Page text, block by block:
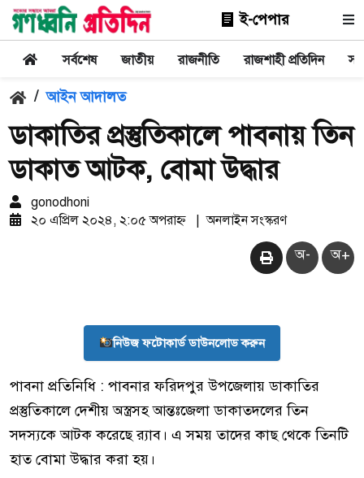
ই-পেপার
সর্বশেষ জাতীয় রাজনীতি রাজশাহী প্রতিদিন
/ আইন আদালত
ডাকাতির প্রস্তুতিকালে পাবনায় তিন
ডাকাত আটক, বোমা উদ্ধার
gonodhoni
২০ এপ্রিল ২০২৪, ২:০৫ অপরাহ্ন
| অনলাইন সংস্করণ
অ- অ+
নিউজ ফটোকার্ড ডাউনলোড করুন
পাবনা প্রতিনিধি : পাবনার ফরিদপুর উপজেলায় ডাকাতির
প্রস্তুতিকালে দেশীয় অস্ত্রসহ আন্তঃজেলা ডাকাতদলের তিন
সদস্যকে আটক করেছে র‌্যাব। এ সময় তাদের কাছ থেকে তিনটি
হাত বোমা উদ্ধার করা হয়।